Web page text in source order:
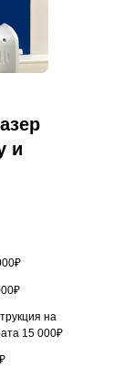
и
на
15 000₽